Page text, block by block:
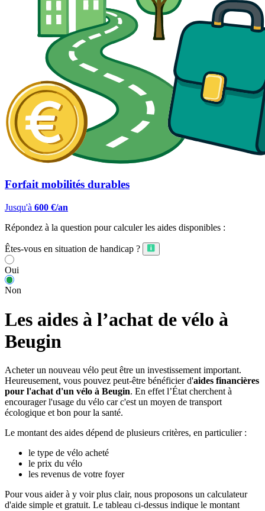
Forfait mobilités durables
Jusqu'à 600 €/an
Répondez à la question pour calculer les aides disponibles :
Êtes-vous en situation de handicap ?
Oui
Non
Les aides à l’achat de vélo à
Beugin
Acheter un nouveau vélo peut être un investissement important.
Heureusement, vous pouvez peut-être bénéficier d'aides financières
pour l'achat d'un vélo à Beugin. En effet l’État cherchent à
encourager l'usage du vélo car c'est un moyen de transport
écologique et bon pour la santé.
Le montant des aides dépend de plusieurs critères, en particulier :
le type de vélo acheté
le prix du vélo
les revenus de votre foyer
Pour vous aider à y voir plus clair, nous proposons un calculateur
d'aide simple et gratuit. Le tableau ci-dessus indique le montant